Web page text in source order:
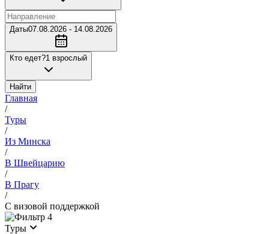
Даты07.08.2026 - 14.08.2026
Кто едет?1 взрослый
Найти
Главная
/
Туры
/
Из Минска
/
В Швейцарию
/
В Прагу
/
С визовой поддержкой
4
Туры